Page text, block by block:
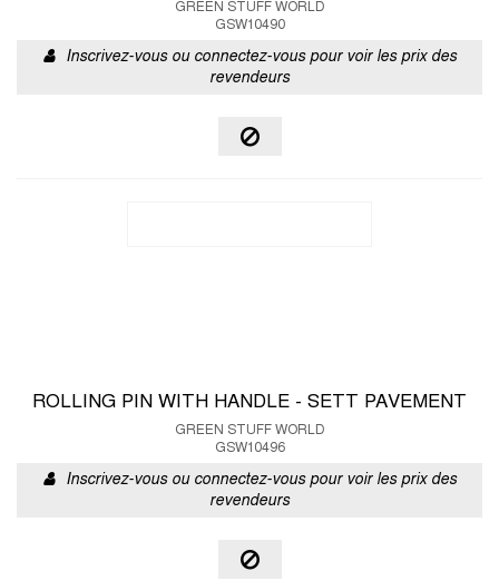
GREEN STUFF WORLD
GSW10490
Inscrivez-vous ou connectez-vous pour voir les prix des
revendeurs
ROLLING PIN WITH HANDLE - SETT PAVEMENT
GREEN STUFF WORLD
GSW10496
Inscrivez-vous ou connectez-vous pour voir les prix des
revendeurs